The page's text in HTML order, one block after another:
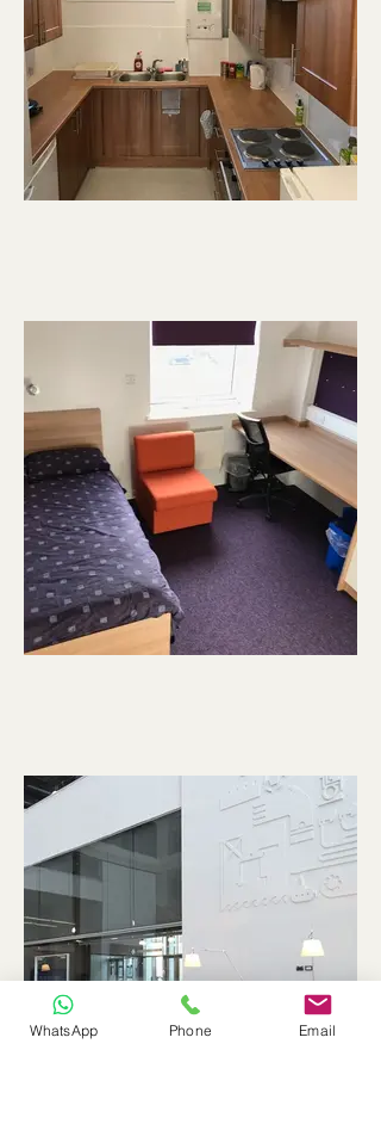
WhatsApp Phone Email